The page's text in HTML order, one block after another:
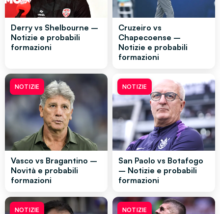
Derry vs Shelbourne –
Notizie e probabili
formazioni
Cruzeiro vs
Chapecoense –
Notizie e probabili
formazioni
NOTIZIE
Vasco vs Bragantino –
Novità e probabili
formazioni
NOTIZIE
San Paolo vs Botafogo
– Notizie e probabili
formazioni
NOTIZIE NOTIZIE